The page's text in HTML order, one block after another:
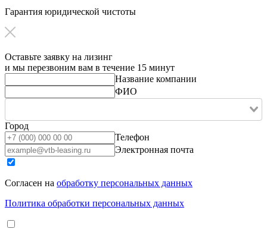
Гарантия юридической чистоты
Оставьте заявку на лизинг
и мы перезвоним вам в течение 15 минут
Название компании
ФИО
Город
Телефон
Электронная почта
Согласен на обработку персональных данных
Политика обработки персональных данных